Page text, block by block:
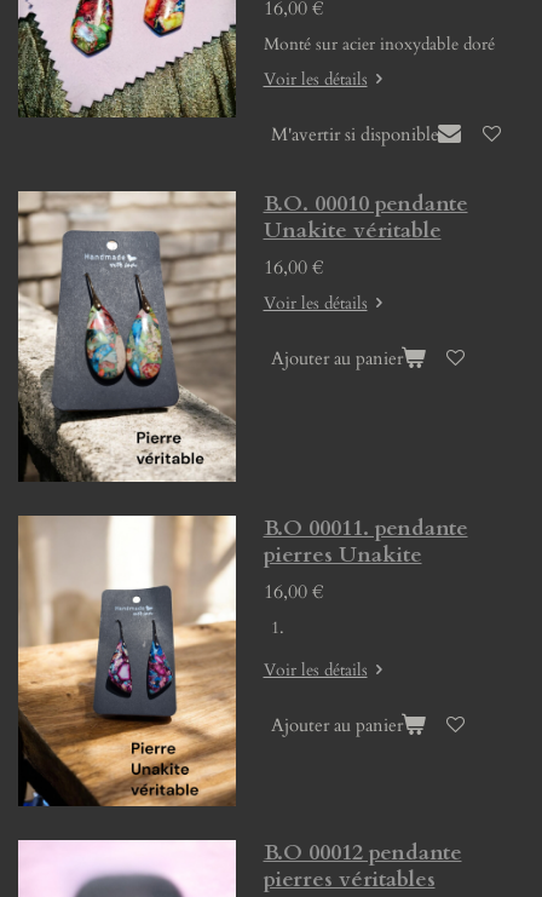
16,00 €
Monté sur acier inoxydable doré
Voir les détails
M'avertir si disponible
B.O. 00010 pendante
Unakite véritable
16,00 €
Voir les détails
Ajouter au panier
B.O 00011. pendante
pierres Unakite
16,00 €
Voir les détails
Ajouter au panier
B.O 00012 pendante
pierres véritables